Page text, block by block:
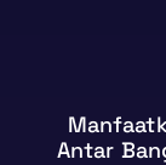
Antar